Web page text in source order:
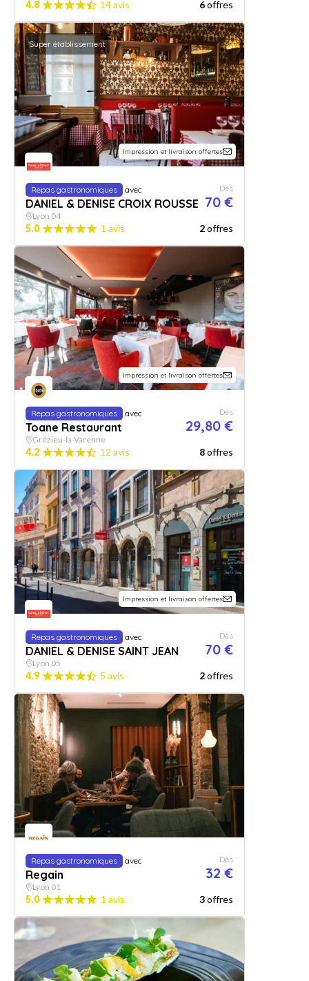
4.8 14 avis 6offres
Super établissement
Impression et livraison offertes
Repas gastronomiques avec
DANIEL & DENISE CROIX ROUSSE
Dès
70 €
Lyon 04
5.0 1 avis 2offres
Impression et livraison offertes
Repas gastronomiques avec
Toane Restaurant
Dès
29,80 €
Grézieu-la-Varenne
4.2 12 avis 8offres
Impression et livraison offertes
Repas gastronomiques avec
DANIEL & DENISE SAINT JEAN
Dès
70 €
Lyon 05
4.9 5 avis 2offres
Repas gastronomiques avec
Regain
Dès
32 €
Lyon 01
5.0 1 avis 3offres